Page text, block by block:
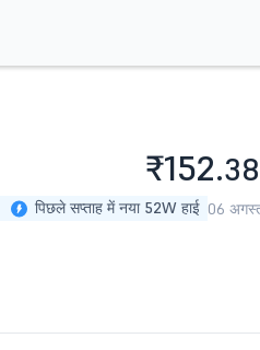
₹152.38
पिछले सप्ताह में नया 52W हाई 06